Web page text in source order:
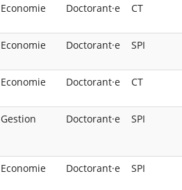
Economie Doctorant·e CT
Economie Doctorant·e SPI
Economie Doctorant·e CT
Gestion Doctorant·e SPI
Economie Doctorant·e SPI